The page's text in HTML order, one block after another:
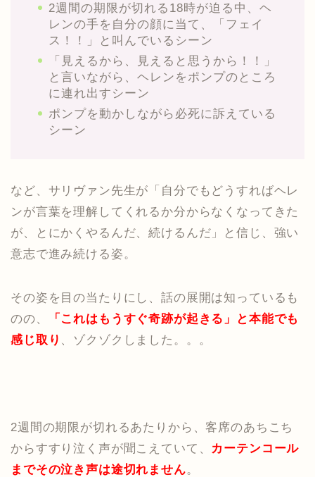
2週間の期限が切れる18時が迫る中、ヘ
レンの手を自分の顔に当て、「フェイ
ス！！」と叫んでいるシーン
「見えるから、見えると思うから！！」
と言いながら、ヘレンをポンプのところ
に連れ出すシーン
ポンプを動かしながら必死に訴えている
シーン
など、サリヴァン先生が「自分でもどうすればヘレ
ンが言葉を理解してくれるか分からなくなってきた
が、とにかくやるんだ、続けるんだ」と信じ、強い
意志で進み続ける姿。
その姿を目の当たりにし、話の展開は知っているも
のの、
「これはもうすぐ奇跡が起きる」と本能でも
感じ取り
、ゾクゾクしました。。。
2週間の期限が切れるあたりから、客席のあちこち
からすすり泣く声が聞こえていて、 カーテンコール
までその泣き声は途切れません。